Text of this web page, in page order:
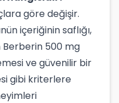
göre değişir.
içeriğinin saflığı,
500 mg
ve güvenilir bir
gibi kriterlere